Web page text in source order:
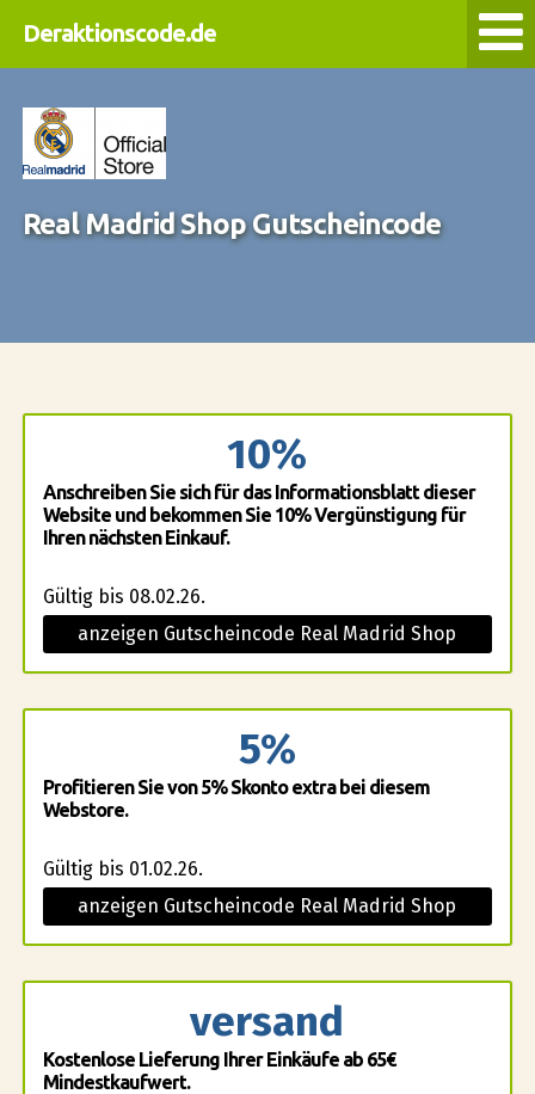
Deraktionscode.de
Real Madrid Shop Gutscheincode
10%
Anschreiben Sie sich für das Informationsblatt dieser
Website und bekommen Sie 10% Vergünstigung für
Ihren nächsten Einkauf.
Gültig bis 08.02.26.
anzeigen Gutscheincode Real Madrid Shop
5%
Profitieren Sie von 5% Skonto extra bei diesem
Webstore.
Gültig bis 01.02.26.
anzeigen Gutscheincode Real Madrid Shop
versand
Kostenlose Lieferung Ihrer Einkäufe ab 65€
Mindestkaufwert.